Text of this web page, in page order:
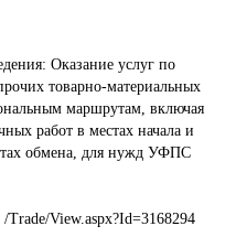
Оказание услуг по
товарно-материальных
маршрутам, включая
работ в местах начала и
обмена, для нужд УФПС
/Trade/View.aspx?Id=3168294